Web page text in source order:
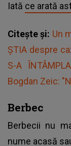
Iată ce arată
Citește și: Un
ȘTIA despre
S-A
Bogdan Zeic:
Berbec
Berbecii nu
nume acasă